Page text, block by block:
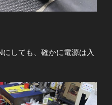
しても、確かに電源は入